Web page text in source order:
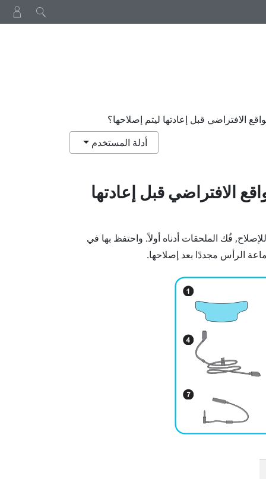
الافتراضي قبل إعادتها ليتم إصلاحها؟
أدلة المستخدم
الافتراضي قبل إعادتها
فُك الملحقات أدناه أولاً. واحتفظ بها في
الرأس مجددًا بعد إصلاحها.